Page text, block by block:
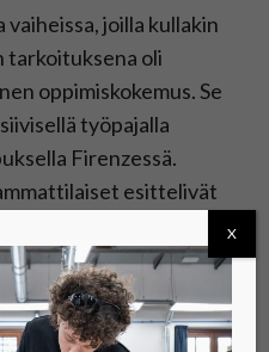
joilla kullakin
oli
oppimiskokemus. Se
työpajalla
Firenzessä.
esittelivät
muun muassa
Bossin 3D-
Istituto Marangoni
X